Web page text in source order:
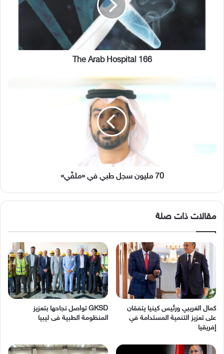
The Arab Hospital 166
70 مليون سجل طبي في «ملفّي»
مقالات ذات صلة
كمال الغريبي ورئيس كينيا يتفقان
على تعزيز التنمية المستدامة في
إفريقيا
GKSD تواصل نجاحها بتعزيز
المنظومة الطبية فى ليبيا